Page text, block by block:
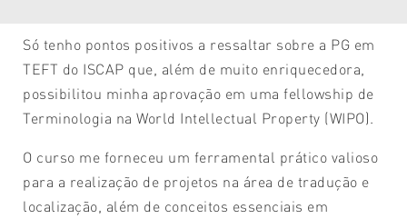
Só tenho pontos positivos a ressaltar sobre a PG em
TEFT do ISCAP que, além de muito enriquecedora,
possibilitou minha aprovação em uma fellowship de
Terminologia na World Intellectual Property (WIPO).
O curso me forneceu um ferramental prático valioso
para a realização de projetos na área de tradução e
localização, além de conceitos essenciais em